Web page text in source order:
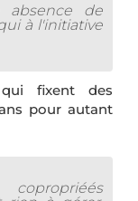
absence de
à l'initiative
fixent des
pour autant